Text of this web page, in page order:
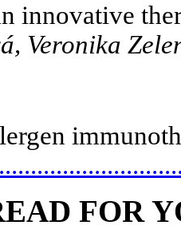
innovative
Veronika
FOR